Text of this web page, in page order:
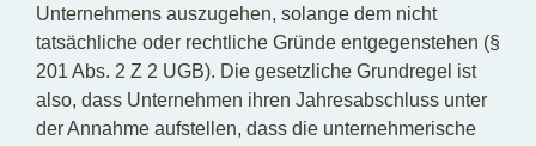
Unternehmens auszugehen, solange dem nicht
tatsächliche oder rechtliche Gründe entgegenstehen (§
201 Abs. 2 Z 2 UGB). Die gesetzliche Grundregel ist
also, dass Unternehmen ihren Jahresabschluss unter
der Annahme aufstellen, dass die unternehmerische